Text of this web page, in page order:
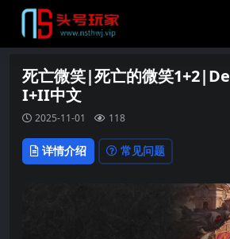
死亡微笑|死亡的微笑
I+II中文
2025-11-01 118
详情介绍 常见问题